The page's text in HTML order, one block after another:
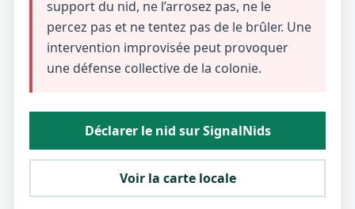
support du nid, ne l’arrosez pas, ne le
percez pas et ne tentez pas de le brûler. Une
intervention improvisée peut provoquer
une défense collective de la colonie.
Déclarer le nid sur SignalNids
Voir la carte locale